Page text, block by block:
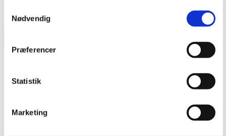
Nødvendig
Præferencer
Statistik
Marketing
Energiberegning
Forrige Næste
Hvordan fungerer en luft til vand varmepumpe?
Teknologien bygger på et lukket kredsløb, hvor varmepumpen
til boligens vandbårne system. Med en høj COP/SCOP-værdi opnås
en markant bedre energieffektivitet end traditionelle varmekilder